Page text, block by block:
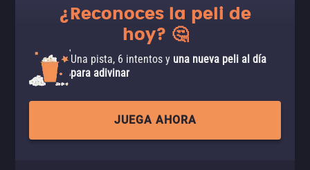
¿Reconoces la peli de
hoy? 🤔
Una pista, 6 intentos y una nueva peli al día
para adivinar
JUEGA AHORA